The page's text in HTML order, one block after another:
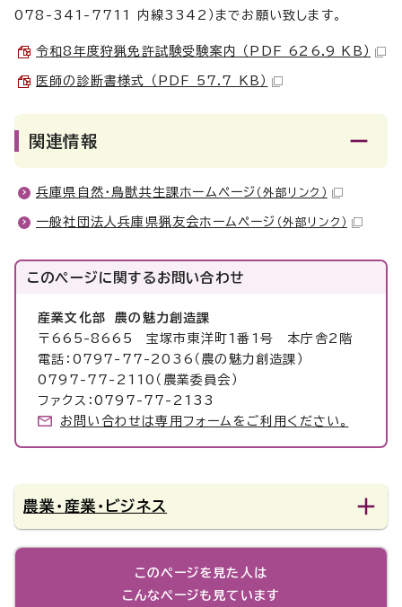
078-341-7711 内線3342）までお願い致します。
令和8年度狩猟免許試験受験案内 （PDF 626.9 KB）
医師の診断書様式 （PDF 57.7 KB）
関連情報
兵庫県自然・鳥獣共生課ホームページ （外部リンク）
一般社団法人兵庫県猟友会ホームページ （外部リンク）
このページに関するお問い合わせ
産業文化部 農の魅力創造課
〒665-8665 宝塚市東洋町1番1号 本庁舎2階
電話：0797-77-2036（農の魅力創造課）
0797-77-2110（農業委員会）
ファクス：0797-77-2133
お問い合わせは専用フォームをご利用ください。
農業・産業・ビジネス
このページを見た人は
こんなページも見ています